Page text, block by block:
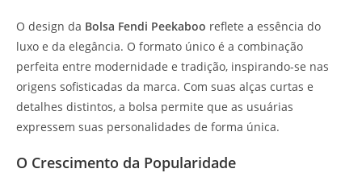
O design da Bolsa Fendi Peekaboo reflete a essência do
luxo e da elegância. O formato único é a combinação
perfeita entre modernidade e tradição, inspirando-se nas
origens sofisticadas da marca. Com suas alças curtas e
detalhes distintos, a bolsa permite que as usuárias
expressem suas personalidades de forma única.
O Crescimento da Popularidade